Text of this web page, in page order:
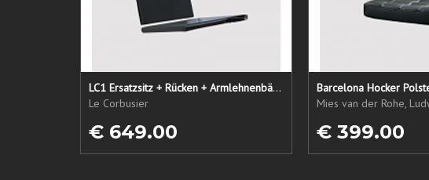
LC1 Ersatzsitz + Rücken + Armlehnenbänder
Le Corbusier
€ 649.00
Barcelona Hocker
Mies van der Rohe,
€ 399.00